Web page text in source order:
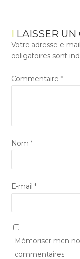
LAISSER
Votre adresse e-
obligatoires sont
Commentaire *
Nom *
E-mail *
Mémoriser mon
commentaires